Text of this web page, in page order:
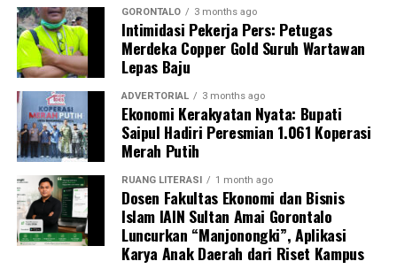
“Kehadiran mahasiswa mempercepat jangkauan skema
active case findingTBC yang dicanangkan pemerintah.
Sinergi multisektor antara perguruan tinggi, dinas
kesehatan, puskesmas, dan pemerintah desa seperti
inilah yang menjadi kunci sukses pembentukan
masyarakat sadar sehat,” jelas Dr. Vivien.
Masyarakat Desa Luwoo menyambut antusias agenda
terpadu ini. Ratusan warga memanfaatkan layanan
pemeriksaan kesehatan gratis sekaligus berkonsultasi
mengenai pola hidup bersih dan sehat (PHBS)
pencegahan tuberkulosis.
GORONTALO 3 months ago
Intimidasi Pekerja Pers: Petugas
Merdeka Copper Gold Suruh Wartawan
Lepas Baju
ADVERTORIAL 3 months ago
Ekonomi Kerakyatan Nyata: Bupati
Saipul Hadiri Peresmian 1.061 Koperasi
Merah Putih
RUANG LITERASI 1 month ago
Dosen Fakultas Ekonomi dan Bisnis
Islam IAIN Sultan Amai Gorontalo
Luncurkan “Manjonongki”, Aplikasi
Karya Anak Daerah dari Riset Kampus